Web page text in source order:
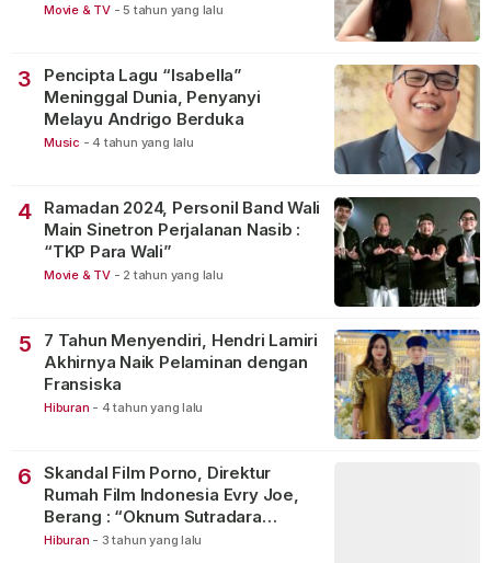
Movie & TV - 5 tahun yang lalu
3
Pencipta Lagu “Isabella”
Meninggal Dunia, Penyanyi
Melayu Andrigo Berduka
Music - 4 tahun yang lalu
4
Ramadan 2024, Personil Band Wali
Main Sinetron Perjalanan Nasib :
“TKP Para Wali”
Movie & TV - 2 tahun yang lalu
5
7 Tahun Menyendiri, Hendri Lamiri
Akhirnya Naik Pelaminan dengan
Fransiska
Hiburan - 4 tahun yang lalu
6
Skandal Film Porno, Direktur
Rumah Film Indonesia Evry Joe,
Berang : “Oknum Sutradara
Merusak Perfilman Indonesia”!
Hiburan - 3 tahun yang lalu